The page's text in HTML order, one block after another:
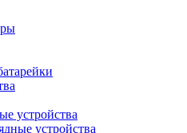
устройства
устройства